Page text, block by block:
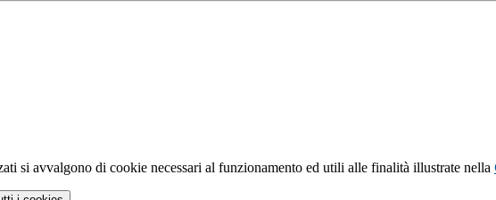
si avvalgono di cookie necessari al funzionamento ed utili alle finalità illustrate nella